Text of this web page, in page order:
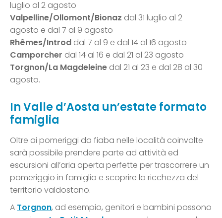
luglio al 2 agosto
Valpelline/Ollomont/Bionaz dal 31 luglio al 2
agosto e dal 7 al 9 agosto
Rhêmes/Introd dal 7 al 9 e dal 14 al 16 agosto
Camporcher dal 14 al 16 e dal 21 al 23 agosto
Torgnon/La Magdeleine dal 21 al 23 e dal 28 al 30
agosto.
In Valle d’Aosta un’estate formato
famiglia
Oltre ai pomeriggi da fiaba nelle località coinvolte
sarà possibile prendere parte ad attività ed
escursioni all’aria aperta perfette per trascorrere un
pomeriggio in famiglia e scoprire la ricchezza del
territorio valdostano.
A Torgnon, ad esempio, genitori e bambini possono